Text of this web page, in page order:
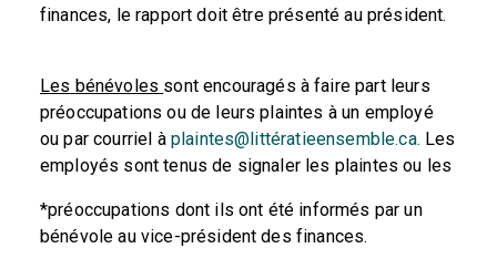
finances, le rapport doit être présenté au président.
Les bénévoles sont encouragés à faire part leurs
préoccupations ou de leurs plaintes à un employé
ou par courriel à plaintes@littératieensemble.ca. Les
employés sont tenus de signaler les plaintes ou les
*préoccupations dont ils ont été informés par un
bénévole au vice-président des finances.